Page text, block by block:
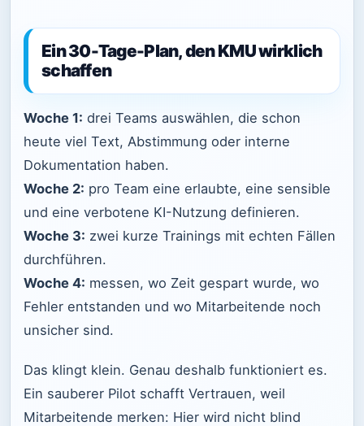
Ein 30-Tage-Plan, den KMU wirklich
schaffen
Woche 1: drei Teams auswählen, die schon
heute viel Text, Abstimmung oder interne
Dokumentation haben.
Woche 2: pro Team eine erlaubte, eine sensible
und eine verbotene KI-Nutzung definieren.
Woche 3: zwei kurze Trainings mit echten Fällen
durchführen.
Woche 4: messen, wo Zeit gespart wurde, wo
Fehler entstanden und wo Mitarbeitende noch
unsicher sind.
Das klingt klein. Genau deshalb funktioniert es.
Ein sauberer Pilot schafft Vertrauen, weil
Mitarbeitende merken: Hier wird nicht blind